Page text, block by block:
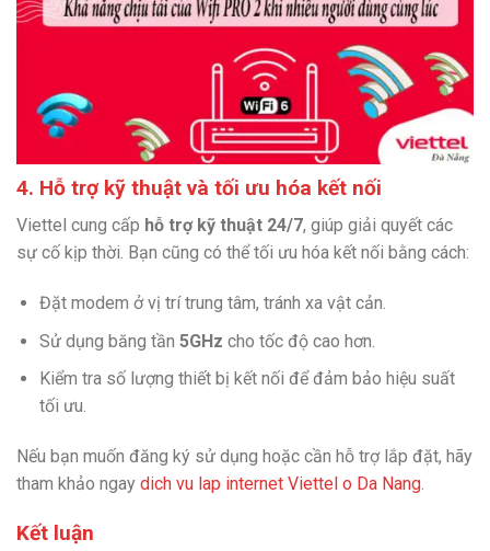
4. Hỗ trợ kỹ thuật và tối ưu hóa kết nối
Viettel cung cấp hỗ trợ kỹ thuật 24/7, giúp giải quyết các
sự cố kịp thời. Bạn cũng có thể tối ưu hóa kết nối bằng cách:
Đặt modem ở vị trí trung tâm, tránh xa vật cản.
Sử dụng băng tần 5GHz cho tốc độ cao hơn.
Kiểm tra số lượng thiết bị kết nối để đảm bảo hiệu suất
tối ưu.
Nếu bạn muốn đăng ký sử dụng hoặc cần hỗ trợ lắp đặt, hãy
tham khảo ngay dich vu lap internet Viettel o Da Nang.
Kết luận